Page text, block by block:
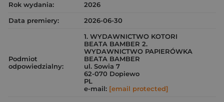
Rok wydania:
2026
Data premiery:
2026-06-30
Podmiot
odpowiedzialny:
1. WYDAWNICTWO KOTORI
BEATA BAMBER 2.
WYDAWNICTWO PAPIERÓWKA
BEATA BAMBER
ul. Sowia 7
62-070 Dopiewo
PL
e-mail: [email protected]